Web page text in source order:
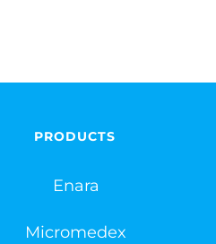
PRODUCTS
Enara
Micromedex